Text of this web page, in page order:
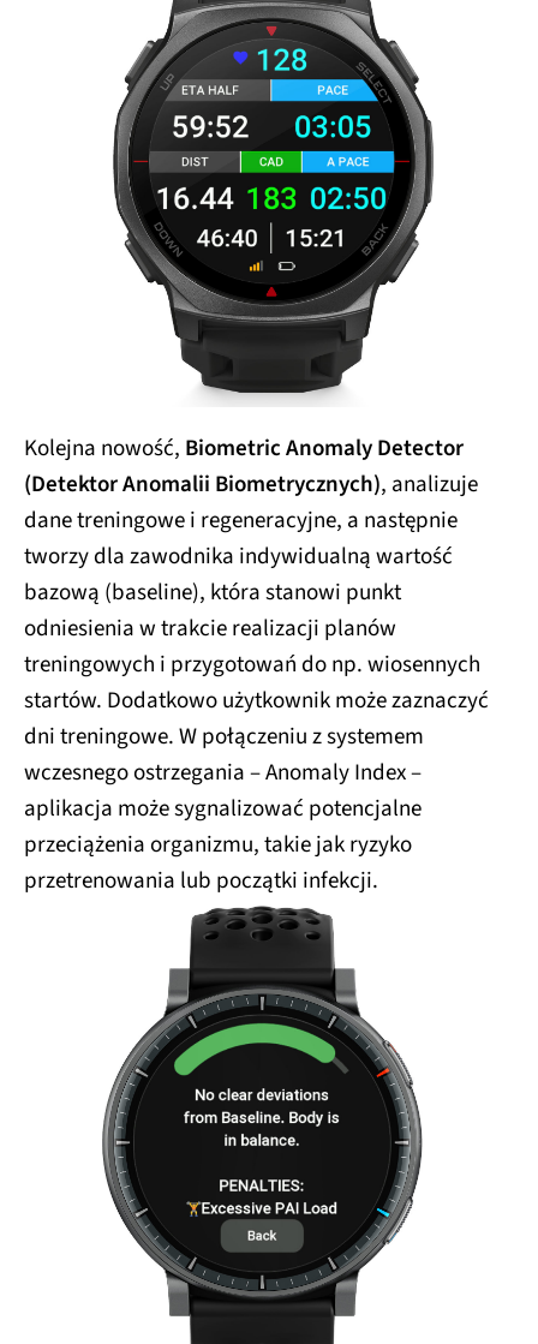
Kolejna nowość, Biometric Anomaly Detector
(Detektor Anomalii Biometrycznych), analizuje
dane treningowe i regeneracyjne, a następnie
tworzy dla zawodnika indywidualną wartość
bazową (baseline), która stanowi punkt
odniesienia w trakcie realizacji planów
treningowych i przygotowań do np. wiosennych
startów. Dodatkowo użytkownik może zaznaczyć
dni treningowe. W połączeniu z systemem
wczesnego ostrzegania – Anomaly Index –
aplikacja może sygnalizować potencjalne
przeciążenia organizmu, takie jak ryzyko
przetrenowania lub początki infekcji.